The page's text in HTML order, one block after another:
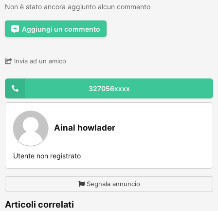
Non è stato ancora aggiunto alcun commento
Aggiungi un commento
Invia ad un amico
327056xxxx
Ainal howlader
Utente non registrato
Segnala annuncio
Articoli correlati